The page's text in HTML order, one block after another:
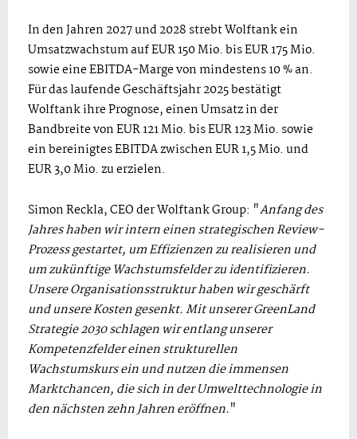
In den Jahren 2027 und 2028 strebt Wolftank ein
Umsatzwachstum auf EUR 150 Mio. bis EUR 175 Mio.
sowie eine EBITDA-Marge von mindestens 10 % an.
Für das laufende Geschäftsjahr 2025 bestätigt
Wolftank ihre Prognose, einen Umsatz in der
Bandbreite von EUR 121 Mio. bis EUR 123 Mio. sowie
ein bereinigtes EBITDA zwischen EUR 1,5 Mio. und
EUR 3,0 Mio. zu erzielen.
Simon Reckla, CEO der Wolftank Group: "Anfang des
Jahres haben wir intern einen strategischen Review-
Prozess gestartet, um Effizienzen zu realisieren und
um zukünftige Wachstumsfelder zu identifizieren.
Unsere Organisationsstruktur haben wir geschärft
und unsere Kosten gesenkt. Mit unserer GreenLand
Strategie 2030 schlagen wir entlang unserer
Kompetenzfelder einen strukturellen
Wachstumskurs ein und nutzen die immensen
Marktchancen, die sich in der Umwelttechnologie in
den nächsten zehn Jahren eröffnen."